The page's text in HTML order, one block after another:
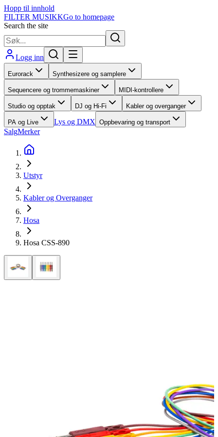
Hopp til innhold
FILTER MUSIKKGo to homepage
Search the site
Logg inn
Eurorack Synthesizere og samplere
Sequencere og trommemaskiner MIDI-kontrollere
Studio og opptak DJ og Hi-Fi Kabler og overganger
PA og Live Lys og DMX Oppbevaring og transport
SalgMerker
Utstyr
Kabler og Overganger
Hosa
Hosa CSS-890